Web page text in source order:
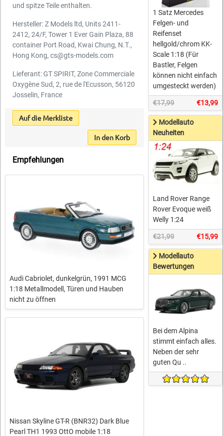
und spitze Teile enthalten.
Hersteller: Z Models ltd, Units 2411-
2412, 24/F, Tower 1 Ever Gain Plaza, 88
container Port Road, Kwai Chung, N.T.,
Hong Kong, cs@gts-models.com
Lieferant: GT SPIRIT, Zone Commerciale
Oxygène Sud, 2, rue de l'Ecusson, 56120
Josselin, France
Auf die Merkliste
In den Korb
Empfehlungen
Audi Cabriolet, dunkelgrün, 1991 MCG
1:18 Metallmodell, Türen und Hauben
nicht zu öffnen
Nissan Skyline GT-R (BNR32) Dark Blue
Pearl TH1 1993 OttO mobile 1:18
1 Satz Mercedes
Felgen- und
Reifenset
hellgold/chrom KK-
Scale 1:18 (Für
Bastler, Felgen
können nicht einfach
umgesteckt werden)
€17,99 €13,99
Modellauto
Neuheiten
Land Rover Range
Rover Evoque weiß
Welly 1:24
€21,99 €15,99
Modellauto
Bewertungen
Bei dem Alpina
stimmt einfach alles.
Neben der sehr
guten Qu ..